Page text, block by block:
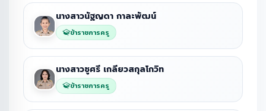
นางสาวนัฐญดา กาละพัฒน์
ข้าราชการครู
นางสาวชูศรี เกลียวสกุลโกวิท
ข้าราชการครู